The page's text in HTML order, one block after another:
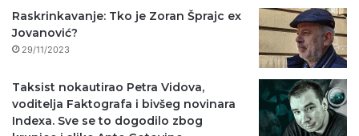
Raskrinkavanje: Tko je Zoran Šprajc ex
Jovanović?
29/11/2023
Taksist nokautirao Petra Vidova,
voditelja Faktografa i bivšeg novinara
Indexa. Sve se to dogodilo zbog